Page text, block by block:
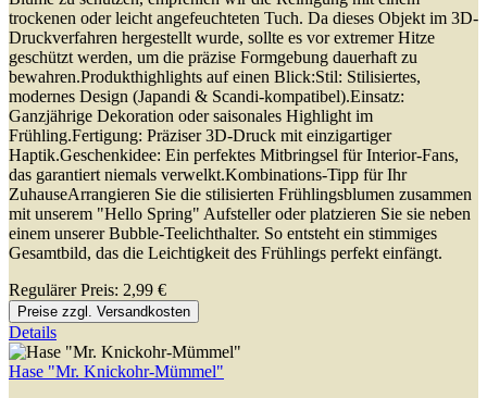
trockenen oder leicht angefeuchteten Tuch. Da dieses Objekt im 3D-
Druckverfahren hergestellt wurde, sollte es vor extremer Hitze
geschützt werden, um die präzise Formgebung dauerhaft zu
bewahren.Produkthighlights auf einen Blick:Stil: Stilisiertes,
modernes Design (Japandi & Scandi-kompatibel).Einsatz:
Ganzjährige Dekoration oder saisonales Highlight im
Frühling.Fertigung: Präziser 3D-Druck mit einzigartiger
Haptik.Geschenkidee: Ein perfektes Mitbringsel für Interior-Fans,
das garantiert niemals verwelkt.Kombinations-Tipp für Ihr
ZuhauseArrangieren Sie die stilisierten Frühlingsblumen zusammen
mit unserem "Hello Spring" Aufsteller oder platzieren Sie sie neben
einem unserer Bubble-Teelichthalter. So entsteht ein stimmiges
Gesamtbild, das die Leichtigkeit des Frühlings perfekt einfängt.
Regulärer Preis: 2,99 €
Preise zzgl. Versandkosten
Details
Hase "Mr. Knickohr-Mümmel"